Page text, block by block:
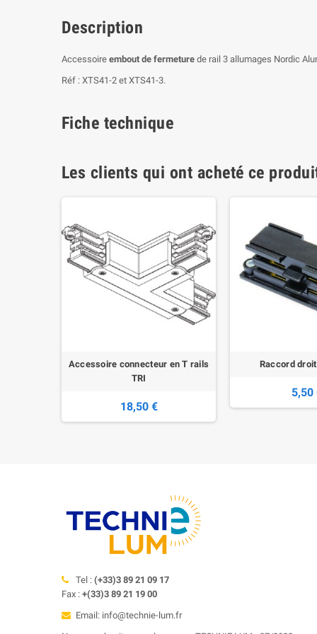
Description
Accessoire embout de fermeture de rail 3 allumages Nordic
Réf : XTS41-2 et XTS41-3.
Fiche technique
Les clients qui ont acheté ce
Accessoire connecteur en T rails
TRI
18,50 €
Raccord
5,50
Tel : (+33)3 89 21 09 17
Fax : +(33)3 89 21 19 00
Email: info@technie-lum.fr